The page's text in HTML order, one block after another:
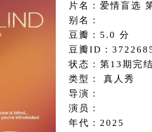
片名：爱情盲选
别名：
豆瓣：5.0 分
豆瓣ID：
状态：第13期完
类型： 真人秀
导演：
演员：
年代：2025